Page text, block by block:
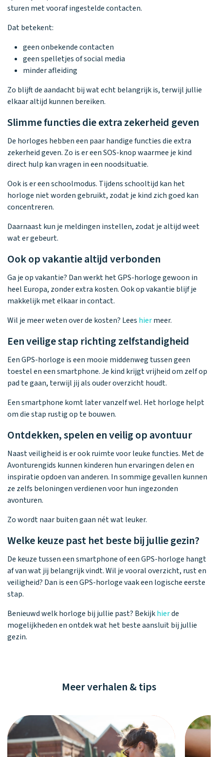
sturen met vooraf ingestelde contacten.
Dat betekent:
geen onbekende contacten
geen spelletjes of social media
minder afleiding
Zo blijft de aandacht bij wat echt belangrijk is, terwijl jullie
elkaar altijd kunnen bereiken.
Slimme functies die extra zekerheid geven
De horloges hebben een paar handige functies die extra
zekerheid geven. Zo is er een SOS-knop waarmee je kind
direct hulp kan vragen in een noodsituatie.
Ook is er een schoolmodus. Tijdens schooltijd kan het
horloge niet worden gebruikt, zodat je kind zich goed kan
concentreren.
Daarnaast kun je meldingen instellen, zodat je altijd weet
wat er gebeurt.
Ook op vakantie altijd verbonden
Ga je op vakantie? Dan werkt het GPS-horloge gewoon in
heel Europa, zonder extra kosten. Ook op vakantie blijf je
makkelijk met elkaar in contact.
Wil je meer weten over de kosten? Lees hiermeer.
Een veilige stap richting zelfstandigheid
Een GPS-horloge is een mooie middenweg tussen geen
toestel en een smartphone. Je kind krijgt vrijheid om zelf op
pad te gaan, terwijl jij als ouder overzicht houdt.
Een smartphone komt later vanzelf wel. Het horloge helpt
om die stap rustig op te bouwen.
Ontdekken, spelen en veilig op avontuur
Naast veiligheid is er ook ruimte voor leuke functies. Met de
Avonturengids kunnen kinderen hun ervaringen delen en
inspiratie opdoen van anderen. In sommige gevallen kunnen
ze zelfs beloningen verdienen voor hun ingezonden
avonturen.
Zo wordt naar buiten gaan nét wat leuker.
Welke keuze past het beste bij jullie gezin?
De keuze tussen een smartphone of een GPS-horloge hangt
af van wat jij belangrijk vindt. Wil je vooral overzicht, rust en
veiligheid? Dan is een GPS-horloge vaak een logische eerste
stap.
Benieuwd welk horloge bij jullie past? Bekijkhierde
mogelijkheden en ontdek wat het beste aansluit bij jullie
gezin.
Meer verhalen & tips